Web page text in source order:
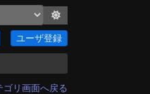
ユーザ登録
ゴリ画面へ戻る